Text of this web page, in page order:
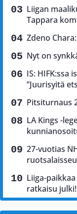
Liigan
Tappara
Zdeno
Nyt on
IS: HIFK:ssa
”Juurisyitä
Pitsiturnaus
LA Kings -
27-vuotias
Liiga-
ratkaisu julki!